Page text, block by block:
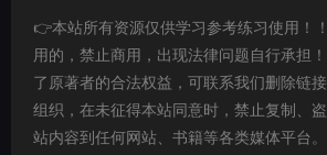
👉本站所有资源仅供学习参考练习使用！
用的，禁止商用，出现法律问题自行承担
了原著者的合法权益，可联系我们删除链
组织，在未征得本站同意时，禁止复制、
站内容到任何网站、书籍等各类媒体平台。